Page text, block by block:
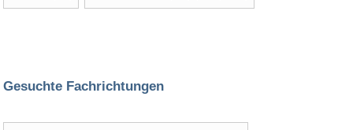
Gesuchte Fachrichtungen